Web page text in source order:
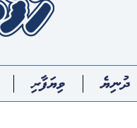
ދުނިޔެ ވިޔަފާރި